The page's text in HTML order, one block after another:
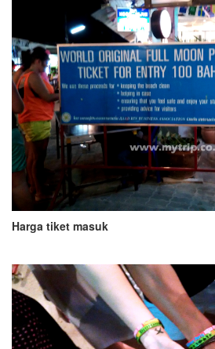
Harga tiket masuk